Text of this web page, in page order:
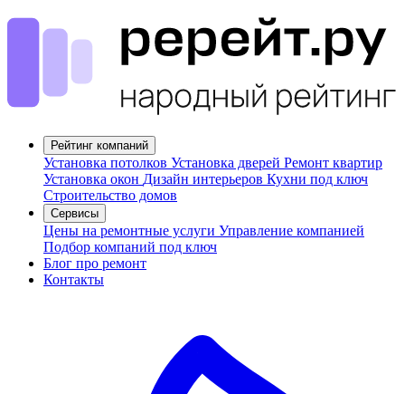
Рейтинг компаний
Установка потолков Установка дверей Ремонт квартир
Установка окон Дизайн интерьеров Кухни под ключ
Строительство домов
Сервисы
Цены на ремонтные услуги Управление компанией
Подбор компаний под ключ
Блог про ремонт
Контакты